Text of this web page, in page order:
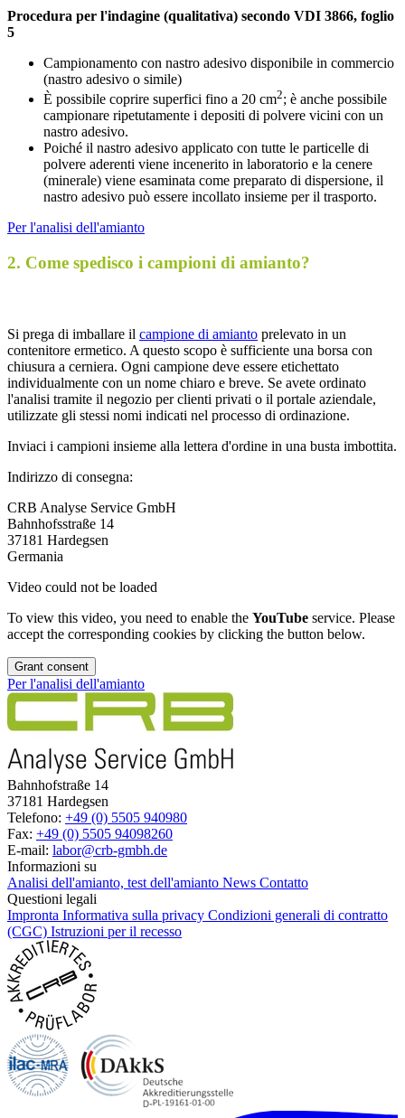
Procedura per l'indagine (qualitativa) secondo VDI 3866, foglio
5
Campionamento con nastro adesivo disponibile in commercio
(nastro adesivo o simile)
È possibile coprire superfici fino a 20 cm2; è anche possibile
campionare ripetutamente i depositi di polvere vicini con un
nastro adesivo.
Poiché il nastro adesivo applicato con tutte le particelle di
polvere aderenti viene incenerito in laboratorio e la cenere
(minerale) viene esaminata come preparato di dispersione, il
nastro adesivo può essere incollato insieme per il trasporto.
Per l'analisi dell'amianto
2. Come spedisco i campioni di amianto?
Si prega di imballare il campione di amianto prelevato in un
contenitore ermetico. A questo scopo è sufficiente una borsa con
chiusura a cerniera. Ogni campione deve essere etichettato
individualmente con un nome chiaro e breve. Se avete ordinato
l'analisi tramite il negozio per clienti privati ​​o il portale aziendale,
utilizzate gli stessi nomi indicati nel processo di ordinazione.
Inviaci i campioni insieme alla lettera d'ordine in una busta imbottita.
Indirizzo di consegna:
CRB Analyse Service GmbH
Bahnhofsstraße 14
37181 Hardegsen
Germania
Video could not be loaded
To view this video, you need to enable the YouTube service. Please
accept the corresponding cookies by clicking the button below.
Grant consent
Per l'analisi dell'amianto
Bahnhofstraße 14
37181 Hardegsen
Telefono: +49 (0) 5505 940980
Fax: +49 (0) 5505 94098260
E-mail: labor@crb-gmbh.de
Informazioni su
Analisi dell'amianto, test dell'amianto News Contatto
Questioni legali
Impronta Informativa sulla privacy Condizioni generali di contratto
(CGC) Istruzioni per il recesso